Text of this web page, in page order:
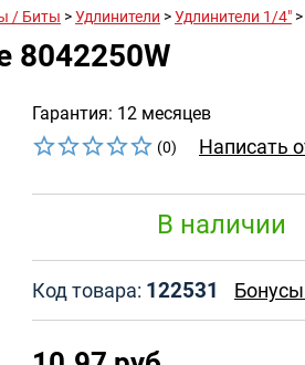
/ Биты >Удлинители >Удлинители 1/4"
8042250W
Гарантия: 12 месяцев
(0) Написать
В наличии
Код товара: 122531